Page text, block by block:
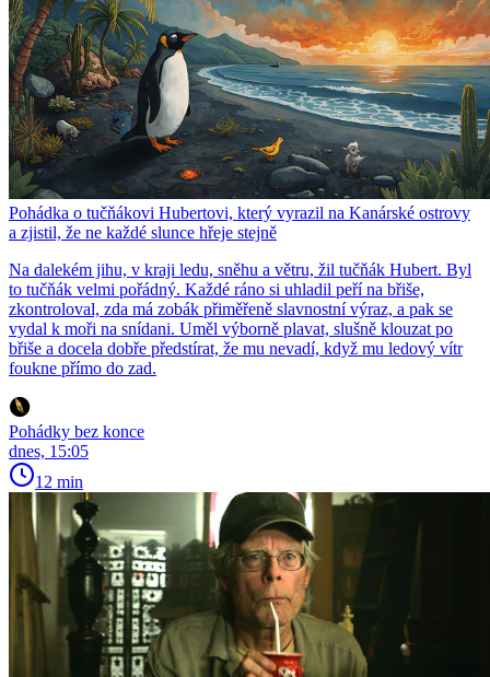
Pohádka o tučňákovi Hubertovi, který vyrazil na Kanárské ostrovy
a zjistil, že ne každé slunce hřeje stejně
Na dalekém jihu, v kraji ledu, sněhu a větru, žil tučňák Hubert. Byl
to tučňák velmi pořádný. Každé ráno si uhladil peří na břiše,
zkontroloval, zda má zobák přiměřeně slavnostní výraz, a pak se
vydal k moři na snídani. Uměl výborně plavat, slušně klouzat po
břiše a docela dobře předstírat, že mu nevadí, když mu ledový vítr
foukne přímo do zad.
Pohádky bez konce
dnes, 15:05
12 min